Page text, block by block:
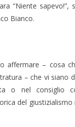
“Niente
Bianco.
affermare – cosa
– che vi siano
o nel consiglio
del